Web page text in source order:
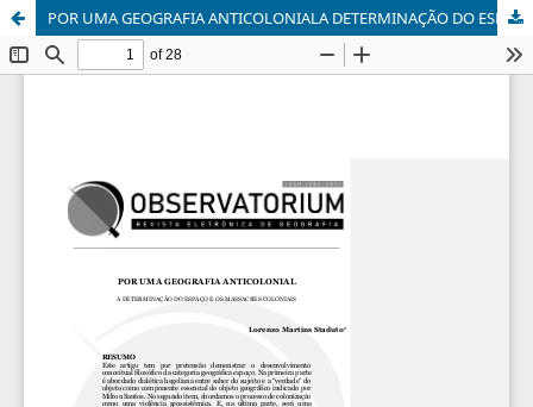
POR UMA GEOGRAFIA ANTICOLONIALA DETERMINAÇÃO DO ESPAÇO E OS MASSACRES COLONIAIS